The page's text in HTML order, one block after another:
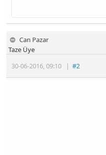
Can Pazar
30-06-2016,09:10 |#2
Taze Üye